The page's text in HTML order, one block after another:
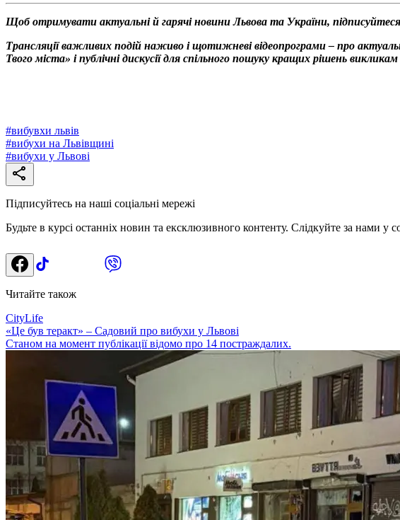
Щоб отримувати актуальні й гарячі новини Львова та України,
Трансляції важливих подій наживо і щотижневі відеопрограми – про
Твого міста» і публічні дискусії для спільного пошуку кращих рішень
#вибувхи львів
#вибухи на Львівщині
#вибухи у Львові
Підписуйтесь на наші соціальні мережі
Будьте в курсі останніх новин та ексклюзивного контенту. Слідкуйте за нами у
Читайте також
CityLife
«Це був теракт» – Садовий про вибухи у Львові
Станом на момент публікації відомо про 14 постраждалих.